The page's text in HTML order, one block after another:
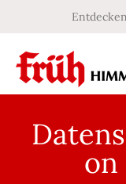
on